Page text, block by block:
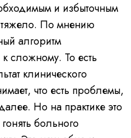
и избыточным
тяжело. По мнению
алгоритм
сложному. То есть
клинического
что есть проблемы,
Но на практике это
больного